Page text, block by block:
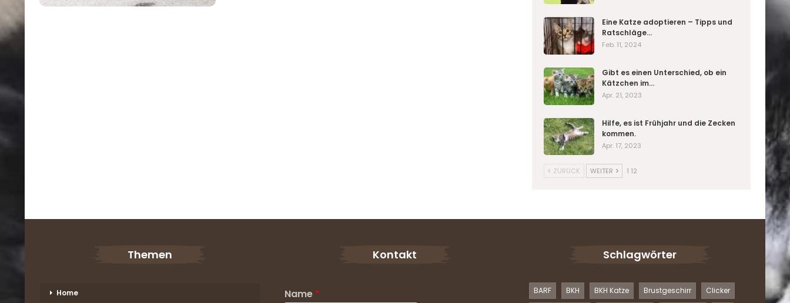
Eine Katze adoptieren – Tipps und
Ratschläge…
Feb. 11, 2024
Gibt es einen Unterschied, ob ein
Kätzchen im…
Apr. 21, 2023
Hilfe, es ist Frühjahr und die Zecken
kommen.
Apr. 17, 2023
ZURÜCK WEITER 1 12
Themen
Home
Kontakt
Name *
Schlagwörter
BARF BKH BKH Katze Brustgeschirr
Clicker